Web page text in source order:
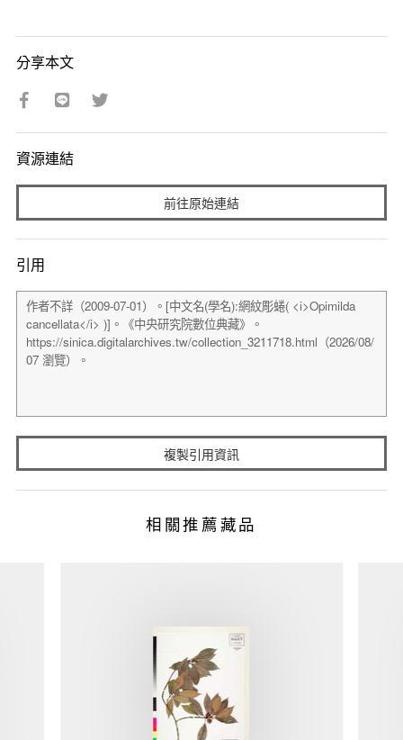
分享本文
資源連結
前往原始連結
引用
複製引用資訊
相關推薦藏品